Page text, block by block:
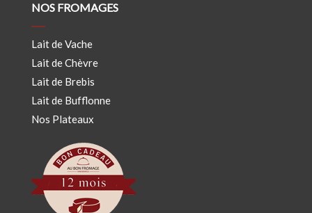
NOS FROMAGES
Lait de Vache
Lait de Chèvre
Lait de Brebis
Lait de Bufflonne
Nos Plateaux